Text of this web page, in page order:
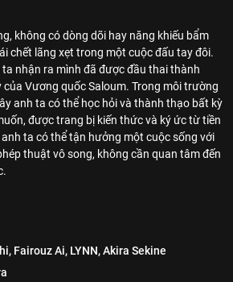
không có dòng dõi hay năng khiếu bẩm
chết lãng xẹt trong một cuộc đấu tay đôi.
nhận ra mình đã được đầu thai thành
Vương quốc Saloum. Trong môi trường
anh ta có thể học hỏi và thành thạo bất kỳ
được trang bị kiến thức và ký ức từ tiền
anh ta có thể tận hưởng một cuộc sống với
thuật vô song, không cần quan tâm đến
Fairouz Ai, LYNN,Akira Sekine